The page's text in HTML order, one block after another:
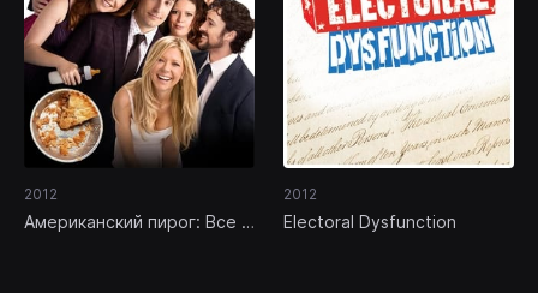
2012
Американский пирог: Все в
2012
Electoral Dysfunction